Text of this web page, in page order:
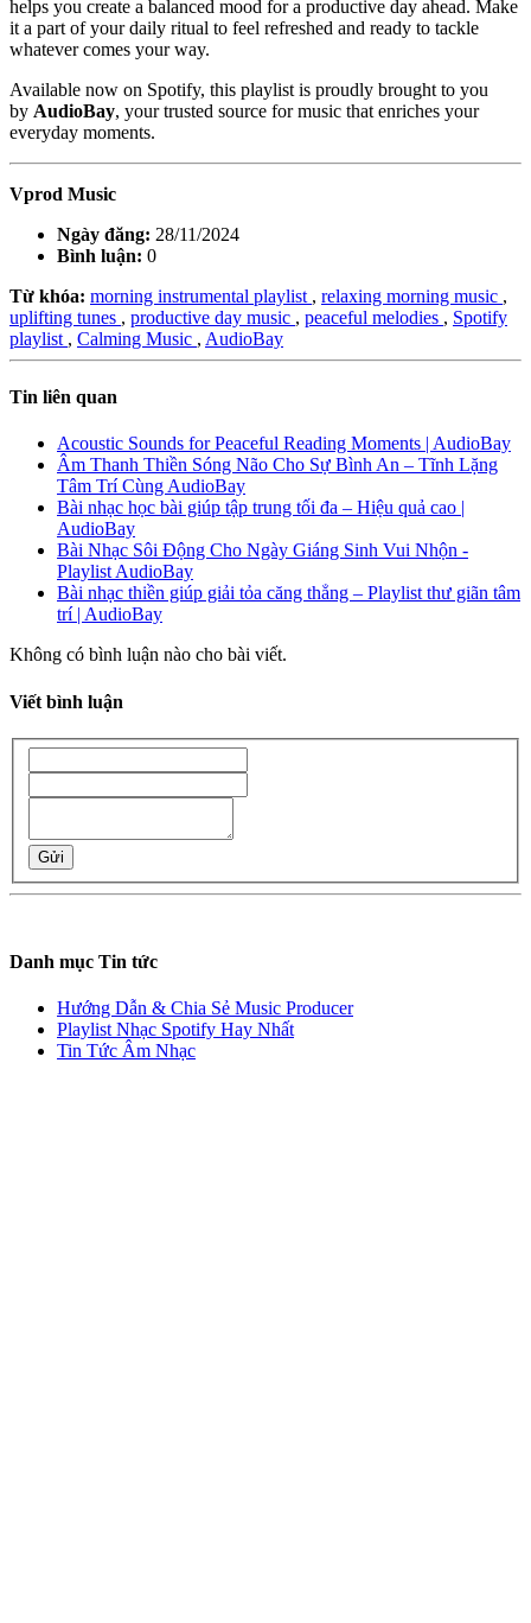
helps you create a balanced mood for a productive day ahead. Make
it a part of your daily ritual to feel refreshed and ready to tackle
whatever comes your way.
Available now on Spotify, this playlist is proudly brought to you
by AudioBay, your trusted source for music that enriches your
everyday moments.
Vprod Music
Ngày đăng: 28/11/2024
Bình luận: 0
Từ khóa: morning instrumental playlist , relaxing morning music ,
uplifting tunes , productive day music , peaceful melodies , Spotify
playlist , Calming Music , AudioBay
Tin liên quan
Acoustic Sounds for Peaceful Reading Moments | AudioBay
Âm Thanh Thiền Sóng Não Cho Sự Bình An – Tĩnh Lặng
Tâm Trí Cùng AudioBay
Bài nhạc học bài giúp tập trung tối đa – Hiệu quả cao |
AudioBay
Bài Nhạc Sôi Động Cho Ngày Giáng Sinh Vui Nhộn -
Playlist AudioBay
Bài nhạc thiền giúp giải tỏa căng thẳng – Playlist thư giãn tâm
trí | AudioBay
Không có bình luận nào cho bài viết.
Viết bình luận
Gửi
Danh mục Tin tức
Hướng Dẫn & Chia Sẻ Music Producer
Playlist Nhạc Spotify Hay Nhất
Tin Tức Âm Nhạc